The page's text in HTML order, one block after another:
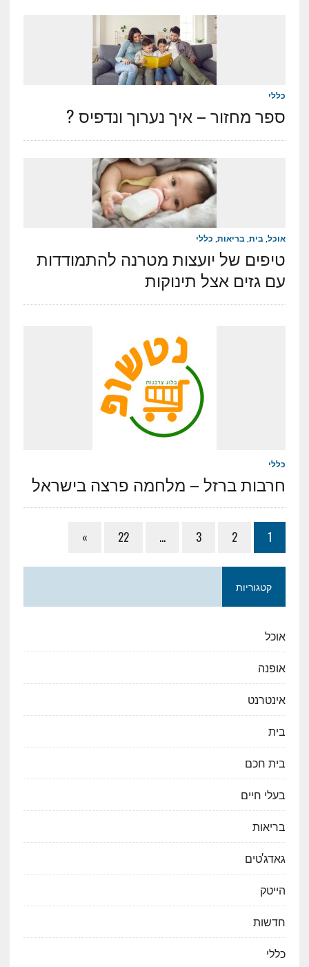
כללי
ספר מחזור – איך נערוך ונדפיס ?
אוכל, בית, בריאות, כללי
טיפים של יועצות מטרנה להתמודדות
עם גזים אצל תינוקות
כללי
חרבות ברזל – מלחמה פרצה בישראל
1
2
3
…
22
»
קטגוריות
אוכל
אופנה
אינטרנט
בית
בית חכם
בעלי חיים
בריאות
גאדג'טים
הייטק
חדשות
כללי